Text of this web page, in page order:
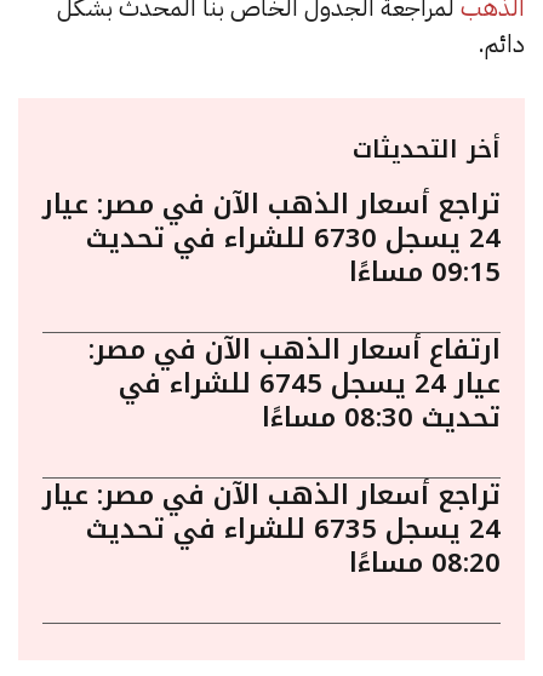
دائم.
أخر التحديثات
تراجع أسعار الذهب الآن في مصر: عيار
24 يسجل 6730 للشراء في تحديث
09:15 مساءًا
ارتفاع أسعار الذهب الآن في مصر:
عيار 24 يسجل 6745 للشراء في
تحديث 08:30 مساءًا
تراجع أسعار الذهب الآن في مصر: عيار
24 يسجل 6735 للشراء في تحديث
08:20 مساءًا